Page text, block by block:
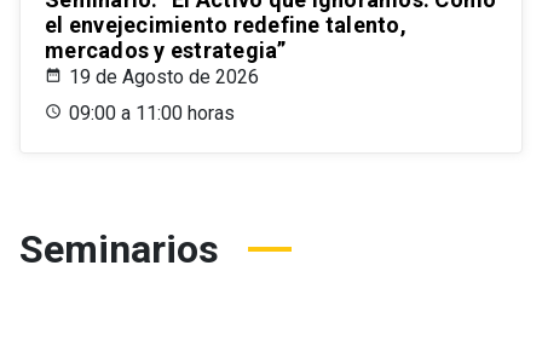
el envejecimiento redefine talento,
mercados y estrategia”
19 de Agosto de 2026
09:00 a 11:00 horas
Seminarios